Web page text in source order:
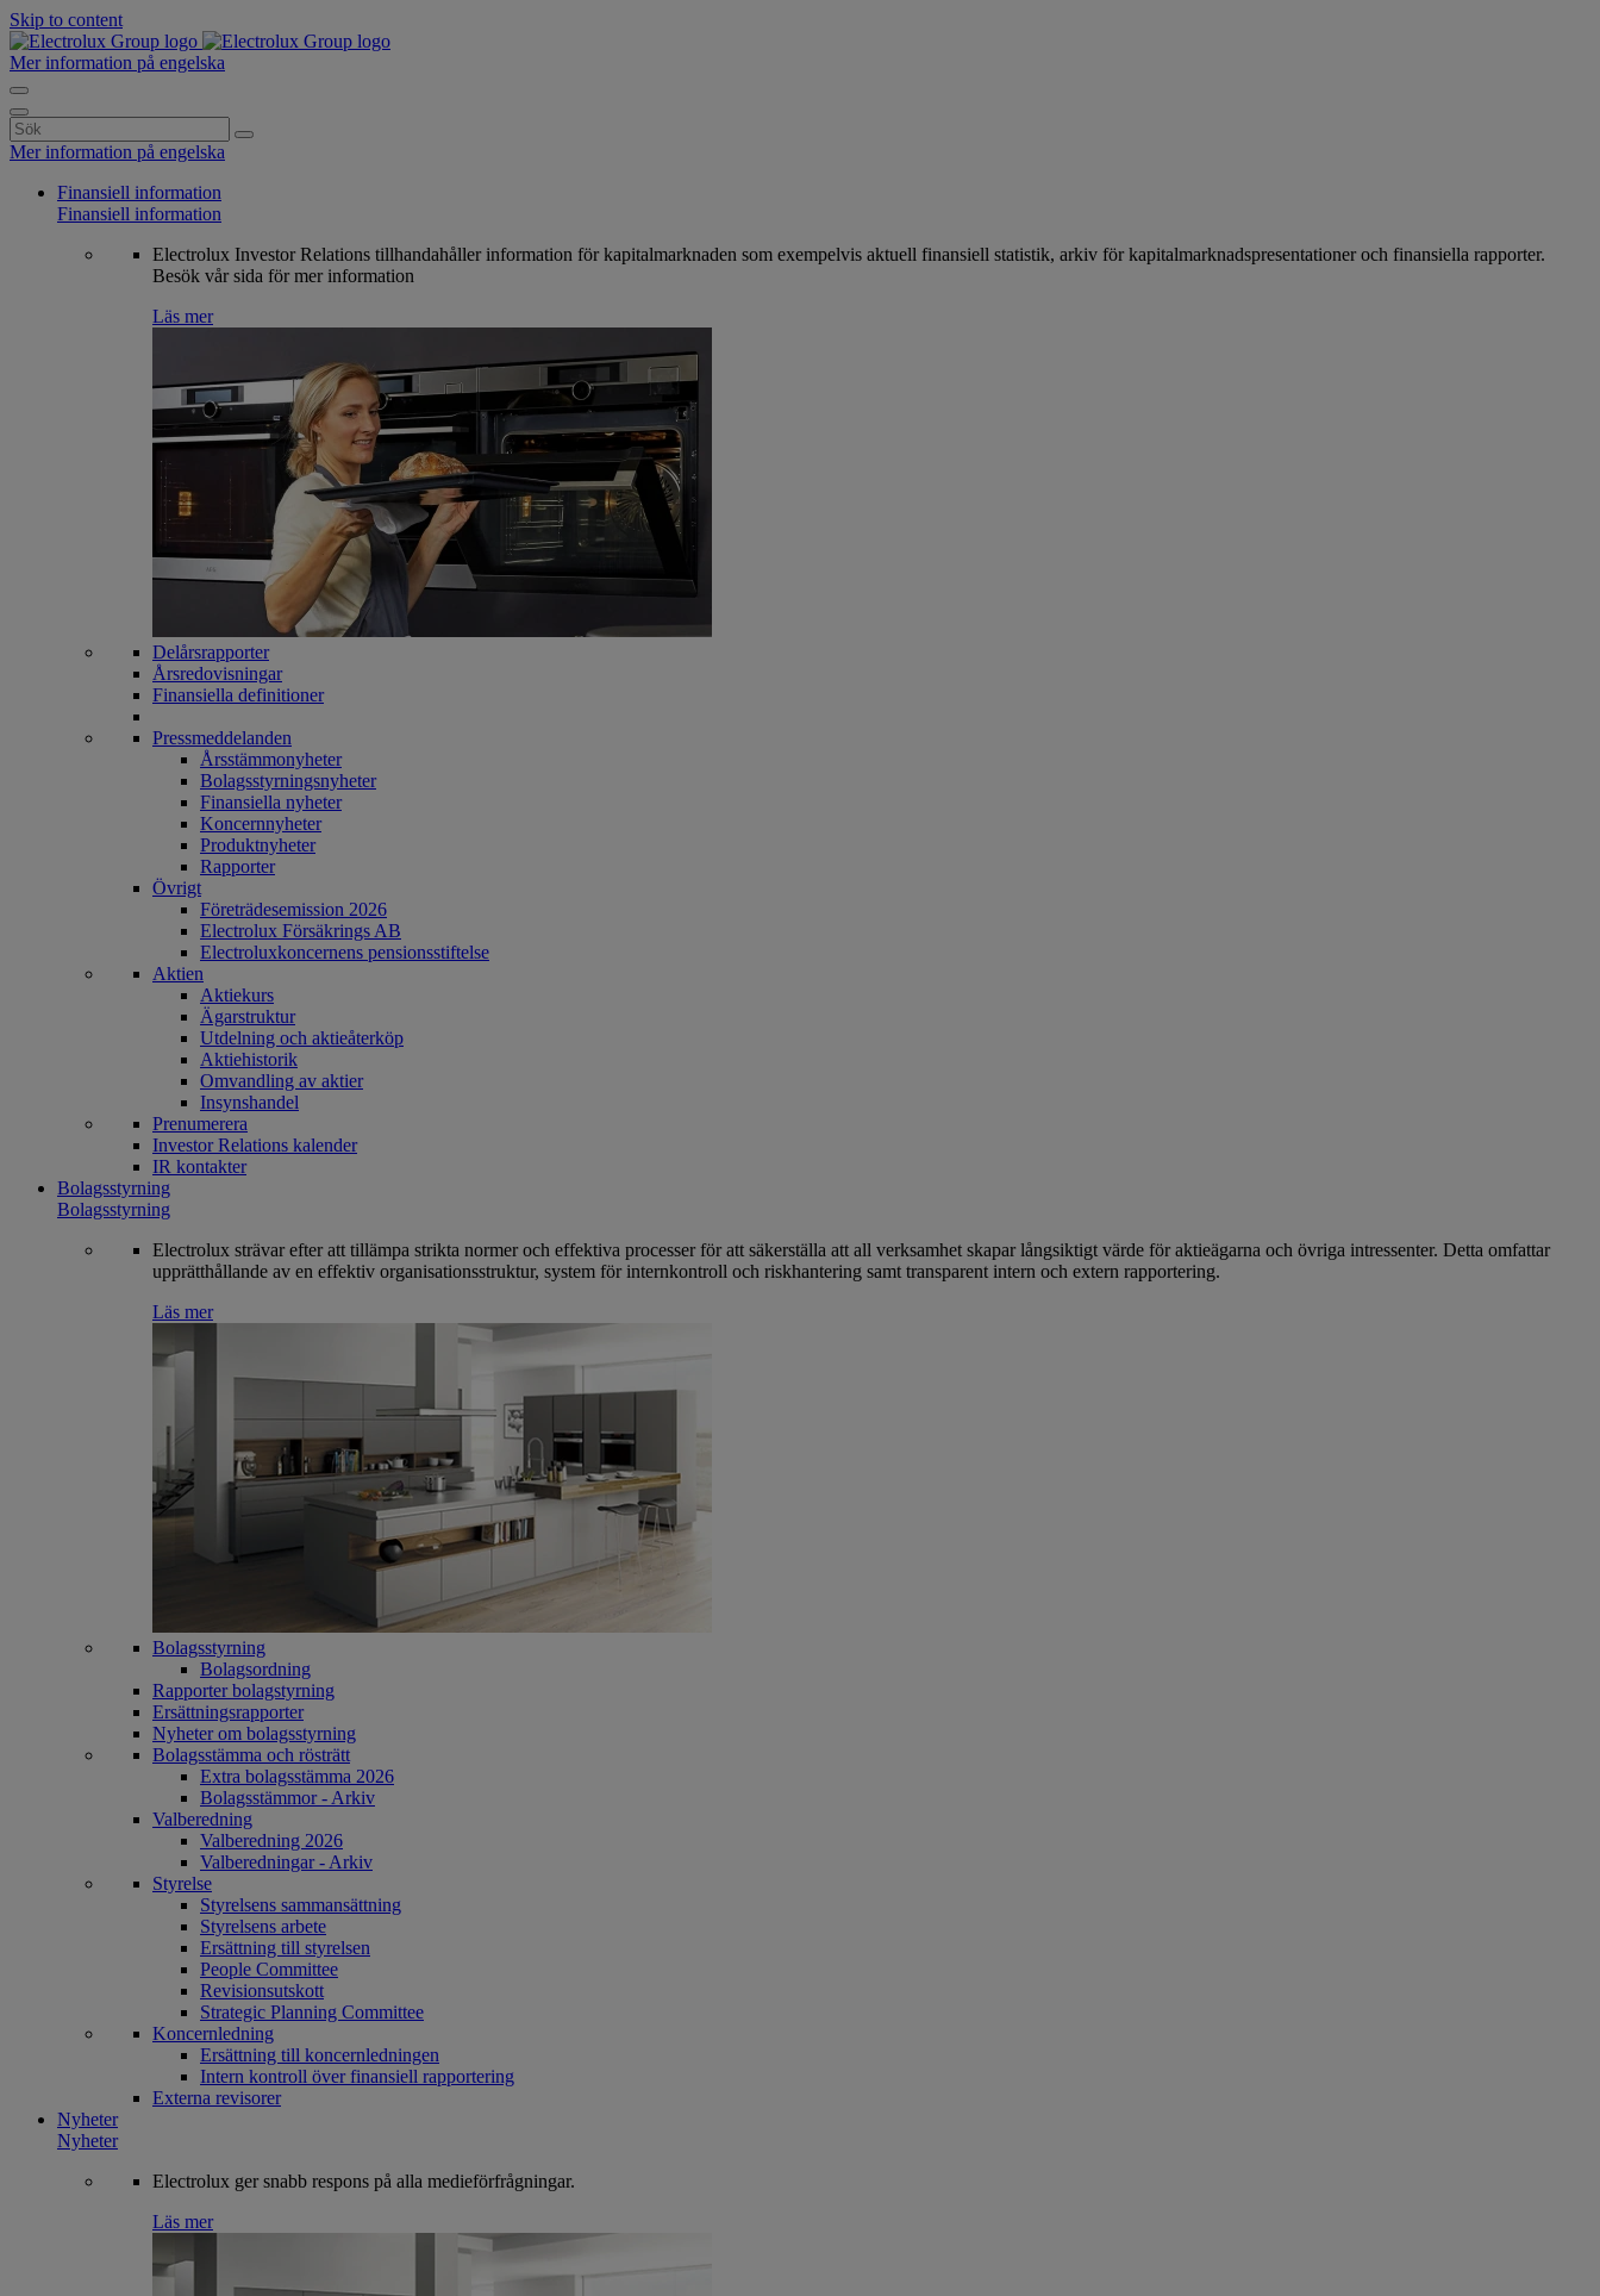
Skip to content
Mer information på engelska
Search
for:
Mer information på engelska
Finansiell information
Finansiell information
Electrolux Investor Relations tillhandahåller information för kapitalmarknaden som exempelvis aktuell finansiell statistik, arkiv för kapitalmarknadspresentationer och finansiella rapporter.
Besök vår sida för mer information
Läs mer
Delårsrapporter
Årsredovisningar
Finansiella definitioner
Pressmeddelanden
Årsstämmonyheter
Bolagsstyrningsnyheter
Finansiella nyheter
Koncernnyheter
Produktnyheter
Rapporter
Övrigt
Företrädesemission 2026
Electrolux Försäkrings AB
Electroluxkoncernens pensionsstiftelse
Aktien
Aktiekurs
Ägarstruktur
Utdelning och aktieåterköp
Aktiehistorik
Omvandling av aktier
Insynshandel
Prenumerera
Investor Relations kalender
IR kontakter
Bolagsstyrning
Bolagsstyrning
Electrolux strävar efter att tillämpa strikta normer och effektiva processer för att säkerställa att all verksamhet skapar långsiktigt värde för aktieägarna och övriga intressenter. Detta omfattar
upprätthållande av en effektiv organisationsstruktur, system för internkontroll och riskhantering samt transparent intern och extern rapportering.
Läs mer
Bolagsstyrning
Bolagsordning
Rapporter bolagstyrning
Ersättningsrapporter
Nyheter om bolagsstyrning
Bolagsstämma och rösträtt
Extra bolagsstämma 2026
Bolagsstämmor - Arkiv
Valberedning
Valberedning 2026
Valberedningar - Arkiv
Styrelse
Styrelsens sammansättning
Styrelsens arbete
Ersättning till styrelsen
People Committee
Revisionsutskott
Strategic Planning Committee
Koncernledning
Ersättning till koncernledningen
Intern kontroll över finansiell rapportering
Externa revisorer
Nyheter
Nyheter
Electrolux ger snabb respons på alla medieförfrågningar.
Läs mer